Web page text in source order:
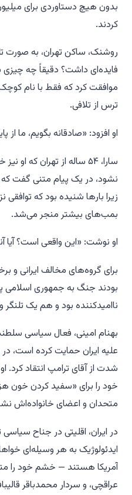
بدون هیچ دستاوردی برای
کردند.
روشنک، ساکن تهران، به
فایده‌ای داشت؟ دقیقاً چه چیزی
موافقت کرد که فقط با نام
ترس از تلافی.
او افزود: «صادقانه بگویم، ما
سارا، ۵۴ ساله از تهران
نشود، در یک پیام متنی گفت که
زیرا بارها شنیده بود که
بمب‌های بیشتر منجر می‌شد.
او نوشت: «این واقعی است؟
برای گروه‌های مخالف ایرانی و
بودند جنگ به جمهوری اسلامی
ناامیدکننده بود و هم یک تلنگر
بهنام امینی، فعال سیاسی
علیه ایران حمایت کرده است، در
شدت از آقای ترامپ انتقاد
خود را برای «سفید کردن خون
متحدان و اعضای خانواده‌اش
در ایران، اقلیتی در جناح
ایدئولوژیک به هر وسیله‌ای
آمریکا هستند — خشم خود را
عراقچی، و سردار محمدباقر